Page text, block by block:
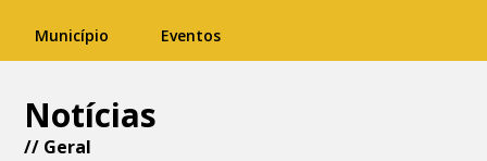
Município Eventos
Notícias
// Geral